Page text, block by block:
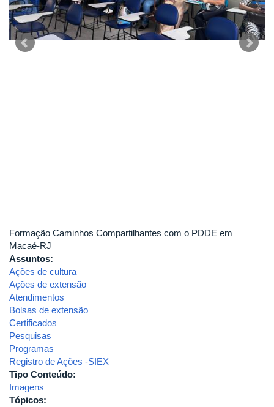
Formação Caminhos Compartilhantes com o PDDE em
Macaé-RJ
Assuntos:
Ações de cultura
Ações de extensão
Atendimentos
Bolsas de extensão
Certificados
Pesquisas
Programas
Registro de Ações -SIEX
Tipo Conteúdo:
Imagens
Tópicos: